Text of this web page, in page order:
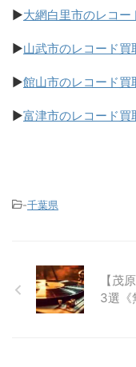
▶大網白里市のレコー
▶山武市のレコード買
▶館山市のレコード買
▶富津市のレコード買
-千葉県
【茂
3選《